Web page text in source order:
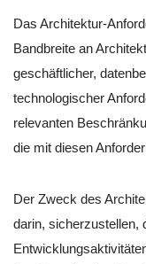
Das Architektur-
Bandbreite an
geschäftlicher,
technologischer
relevanten
die mit diesen
Der Zweck des
darin, sicherzustellen,